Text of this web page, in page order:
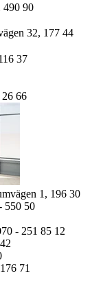
490 90
32, 177 44
37
66
1, 196 30
550 50
- 251 85 12
176 71